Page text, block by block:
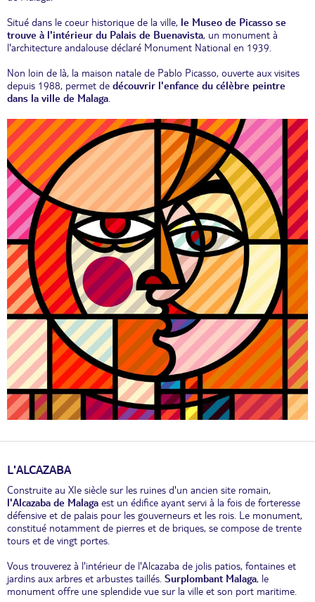
Situé dans le coeur historique de la ville, le Museo de Picasso se
trouve à l'intérieur du Palais de Buenavista, un monument à
l'architecture andalouse déclaré Monument National en 1939.
Non loin de là, la maison natale de Pablo Picasso, ouverte aux visites
depuis 1988, permet de découvrir l'enfance du célèbre peintre
dans la ville de Malaga.
L'ALCAZABA
Construite au XIe siècle sur les ruines d'un ancien site romain,
l'Alcazaba de Malaga est un édifice ayant servi à la fois de forteresse
défensive et de palais pour les gouverneurs et les rois. Le monument,
constitué notamment de pierres et de briques, se compose de trente
tours et de vingt portes.
Vous trouverez à l'intérieur de l'Alcazaba de jolis patios, fontaines et
jardins aux arbres et arbustes taillés. Surplombant Malaga, le
monument offre une splendide vue sur la ville et son port maritime.